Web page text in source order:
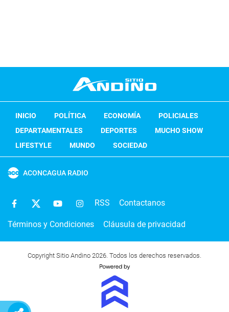
INICIO POLÍTICA ECONOMÍA
POLICIALES
DEPARTAMENTALES
DEPORTES
MUCHO SHOW
LIFESTYLE
MUNDO SOCIEDAD
ACONCAGUA RADIO
RSS Contactanos
Términos y Condiciones Cláusula de privacidad
Copyright Sitio Andino 2026. Todos los derechos reservados.